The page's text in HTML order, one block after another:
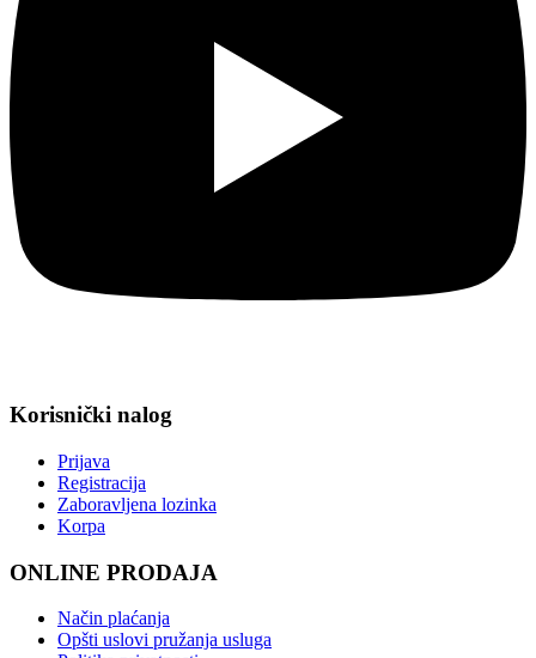
Korisnički nalog
Prijava
Registracija
Zaboravljena lozinka
Korpa
ONLINE PRODAJA
Način plaćanja
Opšti uslovi pružanja usluga